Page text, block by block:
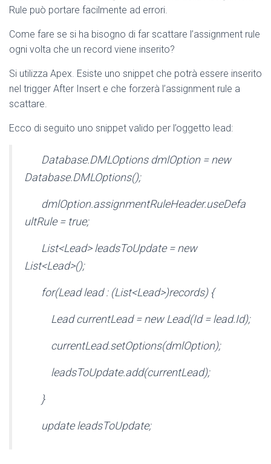
Rule può portare facilmente ad errori.
Come fare se si ha bisogno di far scattare l’assignment rule
ogni volta che un record viene inserito?
Si utilizza Apex. Esiste uno snippet che potrà essere inserito
nel trigger After Insert e che forzerà l’assignment rule a
scattare.
Ecco di seguito uno snippet valido per l’oggetto lead:
Database.DMLOptions dmlOption = new
Database.DMLOptions();
dmlOption.assignmentRuleHeader.useDefa
ultRule = true;
List<Lead> leadsToUpdate = new
List<Lead>();
for(Lead lead : (List<Lead>)records) {
Lead currentLead = new Lead(Id = lead.Id);
currentLead.setOptions(dmlOption);
leadsToUpdate.add(currentLead);
}
update leadsToUpdate;